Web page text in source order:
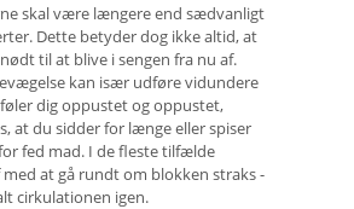
skal være længere end sædvanligt
Dette betyder dog ikke altid, at
til at blive i sengen fra nu af.
kan især udføre vidundere
dig oppustet og oppustet,
at du sidder for længe eller spiser
fed mad. I de fleste tilfælde
at gå rundt om blokken straks -
cirkulationen igen.